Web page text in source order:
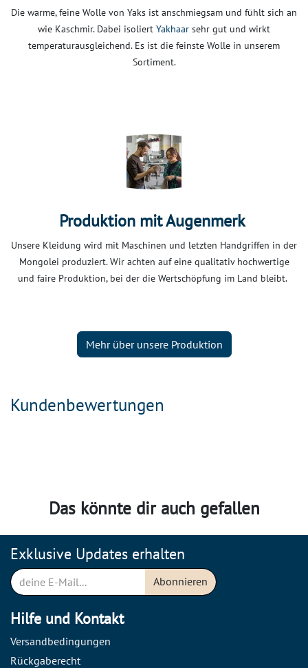
Die warme, feine Wolle von Yaks ist anschmiegsam und fühlt sich an
wie Kaschmir. Dabei isoliert Yakhaar sehr gut und wirkt
temperaturausgleichend. Es ist die feinste Wolle in unserem
Sortiment.
Produktion mit Augenmerk
Unsere Kleidung wird mit Maschinen und letzten Handgriffen in der
Mongolei produziert. Wir achten auf eine qualitativ hochwertige
und faire Produktion, bei der die Wertschöpfung im Land bleibt.
Mehr über unsere Produktion
Kundenbewertungen
Das könnte dir auch gefallen
Hilfe und Kontakt
Versandbedingungen
Rückgaberecht
Exklusive Updates erhalten
Abonnieren